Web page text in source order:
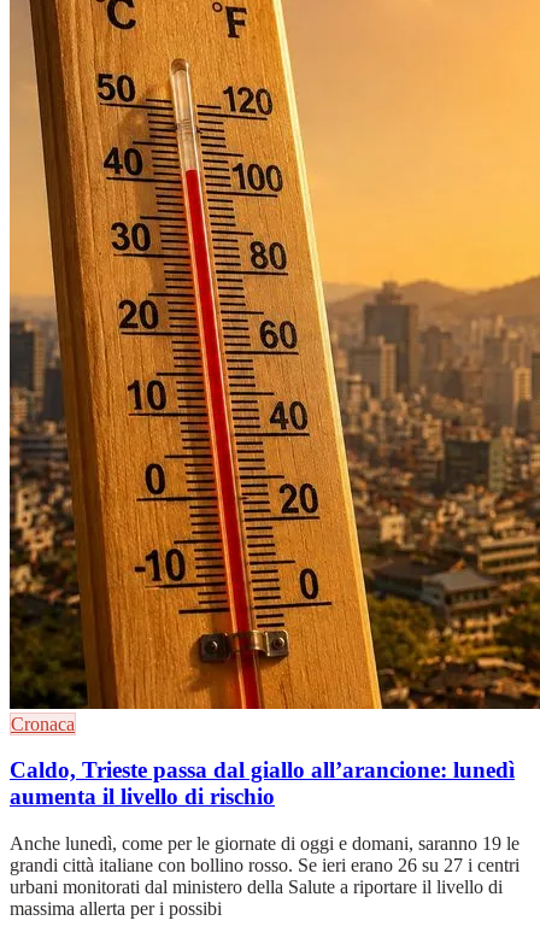
Cronaca
Caldo, Trieste passa dal giallo all’arancione: lunedì
aumenta il livello di rischio
Anche lunedì, come per le giornate di oggi e domani, saranno 19 le
grandi città italiane con bollino rosso. Se ieri erano 26 su 27 i centri
urbani monitorati dal ministero della Salute a riportare il livello di
massima allerta per i possibi